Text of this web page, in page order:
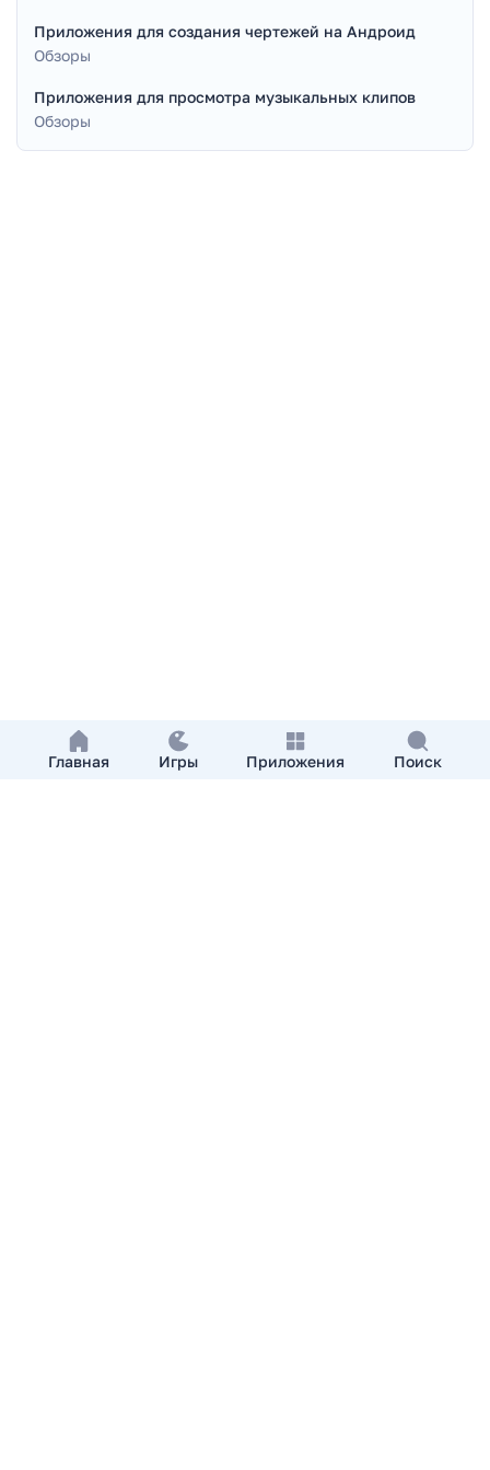
Главная Игры Приложения Поиск
Приложения для создания чертежей на Андроид
Обзоры
Приложения для просмотра музыкальных клипов
Обзоры